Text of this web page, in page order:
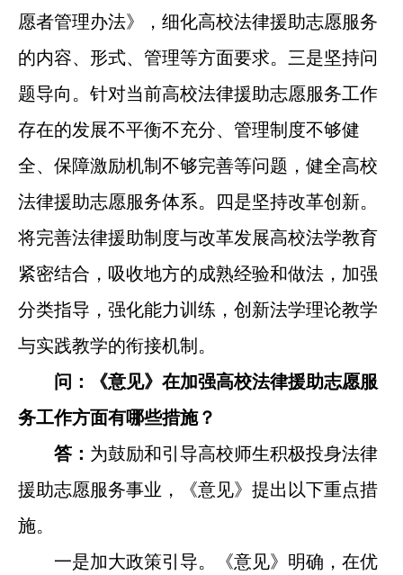
愿者管理办法》，细化高校法律援助志愿服务
的内容、形式、管理等方面要求。三是坚持问
题导向。针对当前高校法律援助志愿服务工作
存在的发展不平衡不充分、管理制度不够健
全、保障激励机制不够完善等问题，健全高校
法律援助志愿服务体系。四是坚持改革创新。
将完善法律援助制度与改革发展高校法学教育
紧密结合，吸收地方的成熟经验和做法，加强
分类指导，强化能力训练，创新法学理论教学
与实践教学的衔接机制。
问：《意见》在加强高校法律援助志愿服
务工作方面有哪些措施？
答： 为鼓励和引导高校师生积极投身法律
援助志愿服务事业，《意见》提出以下重点措
施。
一是加大政策引导。《意见》明确，在优